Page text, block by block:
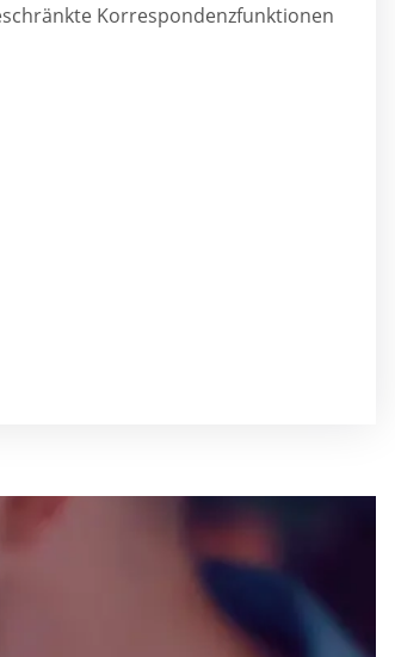
Korrespondenzfunktionen